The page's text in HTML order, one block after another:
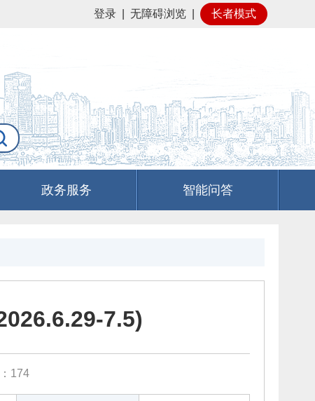
登录 无障碍浏览 长者模式
政务服务 智能问答
7.5)
174